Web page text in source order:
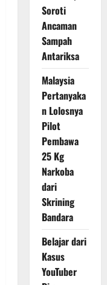
Soroti
Ancaman
Sampah
Antariksa
Malaysia
Pertanyaka
n Lolosnya
Pilot
Pembawa
25 Kg
Narkoba
dari
Skrining
Bandara
Belajar dari
Kasus
YouTuber